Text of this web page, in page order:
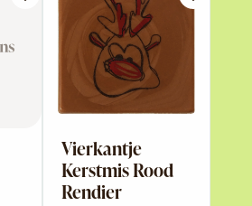
Vierkantje
Kerstmis Rood
Rendier